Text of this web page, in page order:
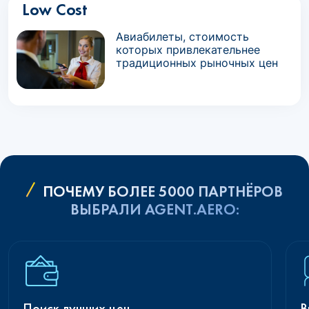
Low Cost
Авиабилеты, стоимость
которых привлекательнее
традиционных рыночных цен
ПОЧЕМУ БОЛЕЕ 5000 ПАРТНЁРОВ
ВЫБРАЛИ AGENT.AERO: